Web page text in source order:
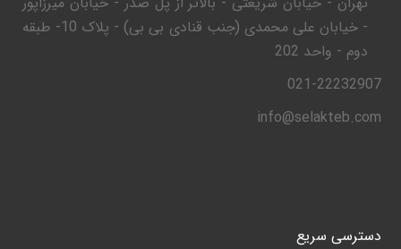
- خیابان علی محمدی (جنب قنادی بی بی) - پلاک 10- طبقه
دوم - واحد 202
021-22232907
info@selakteb.com
دسترسی سریع